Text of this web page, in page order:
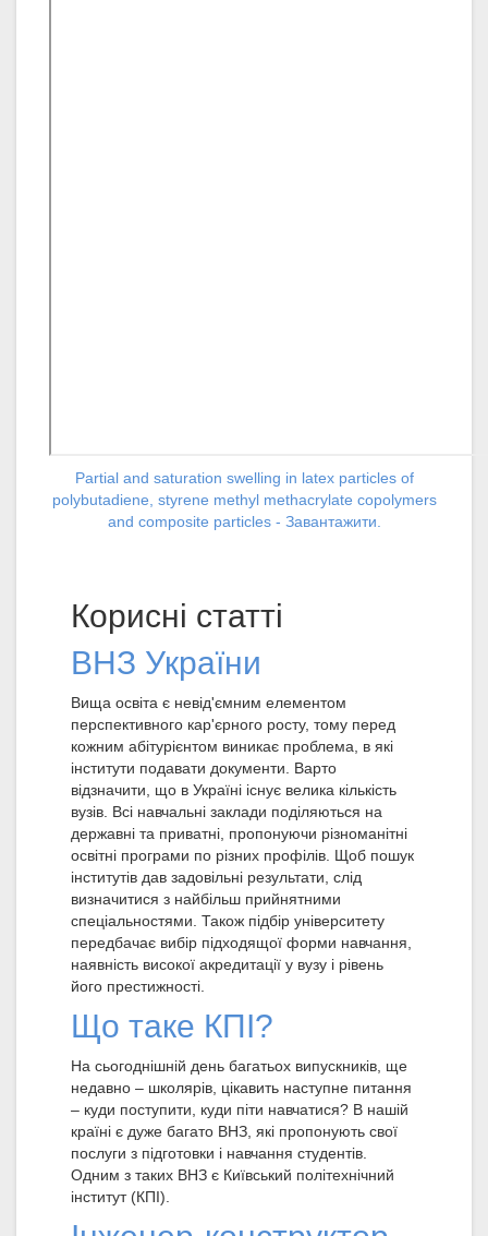
Partial and saturation swelling in latex particles of
polybutadiene, styrene methyl methacrylate copolymers
and composite particles - Завантажити.
Корисні статті
ВНЗ України
Вища освіта є невід'ємним елементом
перспективного кар'єрного росту, тому перед
кожним абітурієнтом виникає проблема, в які
інститути подавати документи. Варто
відзначити, що в Україні існує велика кількість
вузів. Всі навчальні заклади поділяються на
державні та приватні, пропонуючи різноманітні
освітні програми по різних профілів. Щоб пошук
інститутів дав задовільні результати, слід
визначитися з найбільш прийнятними
спеціальностями. Також підбір університету
передбачає вибір підходящої форми навчання,
наявність високої акредитації у вузу і рівень
його престижності.
Що таке КПІ?
На сьогоднішній день багатьох випускників, ще
недавно – школярів, цікавить наступне питання
– куди поступити, куди піти навчатися? В нашій
країні є дуже багато ВНЗ, які пропонують свої
послуги з підготовки і навчання студентів.
Одним з таких ВНЗ є Київський політехнічний
інститут (КПІ).